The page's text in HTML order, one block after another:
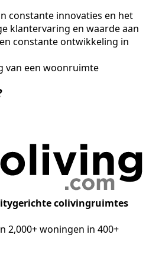
constante innovaties en het
klantervaring en waarde aan
constante ontwikkeling in
colivingruimtes
2,000+ woningen in 400+